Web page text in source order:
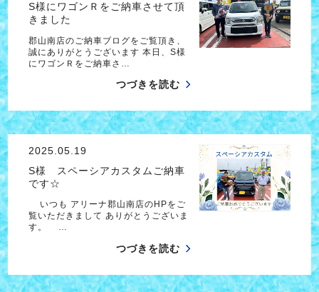
S様にワゴンＲをご納車させて頂
きました
郡山南店のご納車ブログをご覧頂き、
誠にありがとうございます 本日、S様
にワゴンＲをご納車さ…
つづきを読む
2025.05.19
S様 スペーシアカスタムご納車
です☆
いつも アリーナ郡山南店のHPをご
覧いただきまして ありがとうございま
す。 …
つづきを読む